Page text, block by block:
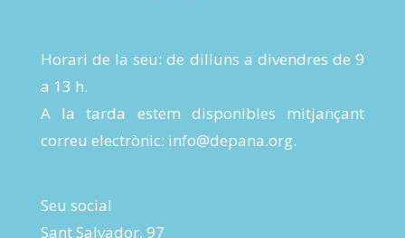
Horari de la seu: de dilluns a divendres de 9
a 13 h.
A la tarda estem disponibles mitjançant
correu electrònic: info@depana.org.
Seu social
Sant Salvador, 97